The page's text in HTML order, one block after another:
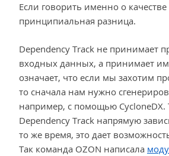
Если говорить именно о качестве
принципиальная разница.
Dependency Track не принимает
входных данных, а принимает
означает, что если мы захотим
то сначала нам нужно
например, с помощью CycloneDX.
Dependency Track напрямую
то же время, это дает
Так команда OZON написала